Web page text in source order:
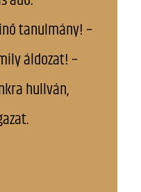
tanulmány! –
áldozat! –
hullván,